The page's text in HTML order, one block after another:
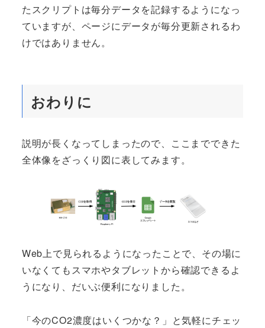
たスクリプトは毎分データを記録するようになっ
ていますが、ページにデータが毎分更新されるわ
けではありません。
おわりに
説明が長くなってしまったので、ここまでできた
全体像をざっくり図に表してみます。
Web上で見られるようになったことで、その場に
いなくてもスマホやタブレットから確認できるよ
うになり、だいぶ便利になりました。
「今のCO2濃度はいくつかな？」と気軽にチェッ